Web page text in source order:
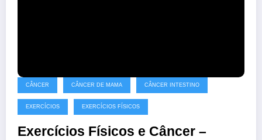
CÂNCER CÂNCER DE MAMA CÂNCER INTESTINO
EXERCÍCIOS EXERCÍCIOS FÍSICOS
Exercícios Físicos e Câncer –